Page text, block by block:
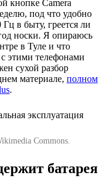
кнопке Camera
под что удобно
в быту, греется ли
носки. Я опираюсь
в Туле и что
этими телефонами
сухой разбор
материале, полном
.
Commons.
батарея